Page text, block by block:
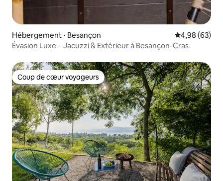
Hébergement ⋅ Besançon Évaluation
4,98 (63)
Évasion Luxe – Jacuzzi & Extérieur à Besançon-Cras
Coup de cœur voyageurs
Coup de cœur voyageurs